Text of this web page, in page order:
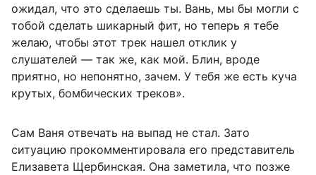
ожидал, что это сделаешь ты. Вань, мы бы могли с
тобой сделать шикарный фит, но теперь я тебе
желаю, чтобы этот трек нашел отклик у
слушателей — так же, как мой. Блин, вроде
приятно, но непонятно, зачем. У тебя же есть куча
крутых, бомбических треков».
Сам Ваня отвечать на выпад не стал. Зато
ситуацию прокомментировала его представитель
Елизавета Щербинская. Она заметила, что позже